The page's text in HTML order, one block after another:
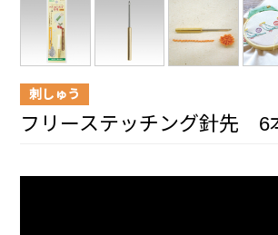
刺しゅう
フリーステッチング針先 6